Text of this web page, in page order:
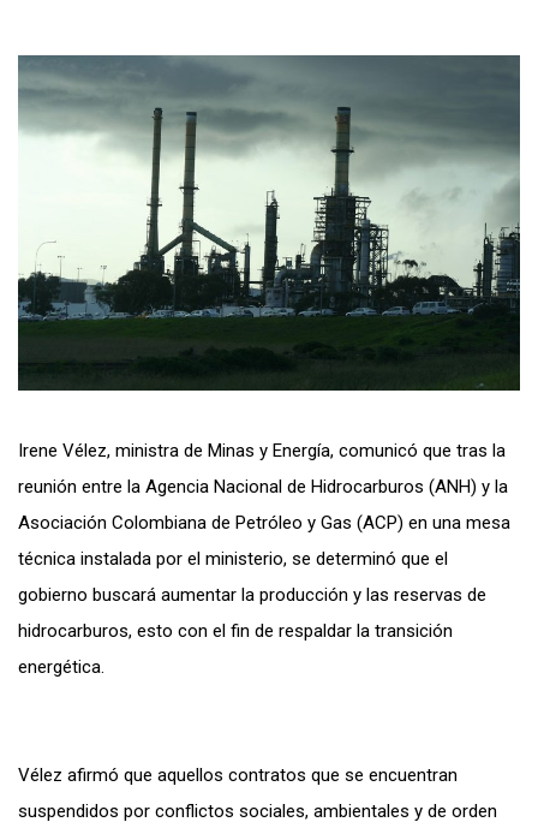
Irene Vélez, ministra de Minas y Energía, comunicó que tras la
reunión entre la Agencia Nacional de Hidrocarburos (ANH) y la
Asociación Colombiana de Petróleo y Gas (ACP) en una mesa
técnica instalada por el ministerio, se determinó que el
gobierno buscará aumentar la producción y las reservas de
hidrocarburos, esto con el fin de respaldar la transición
energética.
Vélez afirmó que aquellos contratos que se encuentran
suspendidos por conflictos sociales, ambientales y de orden